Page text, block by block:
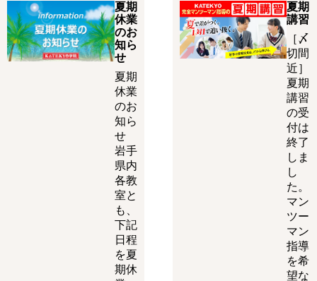
夏期
休業
のお
知ら
せ
夏期
休業
のお
知ら
せ
岩手
県内
各教
室と
も、
下記
日程
を夏
期休
夏期
講習
［〆
切間
近］
夏期
講習
の受
付は
終了
しま
し
た。
マン
ツー
マン
指導
を希
望な